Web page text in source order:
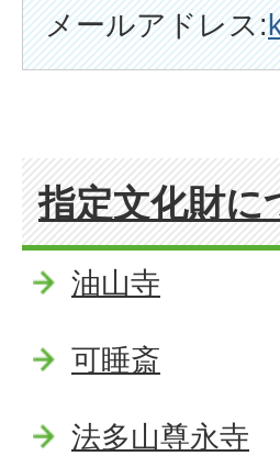
メールアドレス:
指定文化財に
油山寺
可睡斎
法多山尊永寺